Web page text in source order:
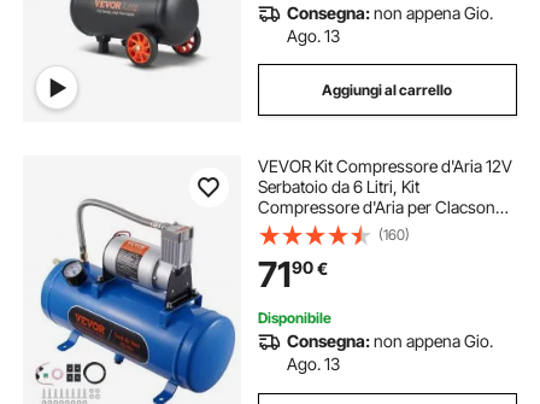
Consegna:non appena Gio.
Ago. 13
Aggiungi al carrello
VEVOR Kit Compressore d'Aria 12V
Serbatoio da 6 Litri, Kit
Compressore d'Aria per Clacson
Tromba, Pressione di Esercizio 90-
120 PSI, Sistema di Compressore
d'Aria Integrato per Clacson
Tromba Camion
(160)
7190€
Disponibile
Consegna:non appena Gio.
Ago. 13